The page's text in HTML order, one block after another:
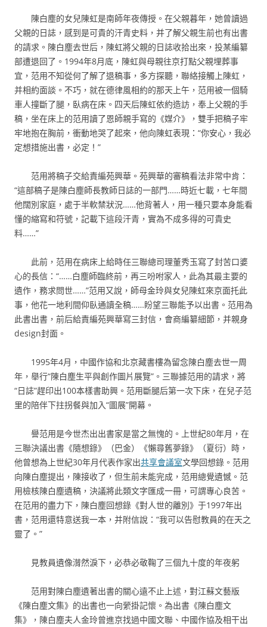
陳白塵的女兒陳虹是南師年夜傳授。在父親暮年，她曾讀過
父親的日誌，感到是可貴的汗青史料，并了解父親生前也有出書
的請求。陳白塵去世后，陳虹將父親的日誌收拾出來，投某編纂
部遭退回了。1994年8月底，陳虹與母親往京打點父親埋葬事
宜，范用不知從何了解了退稿事，多方探聽，聯絡接觸上陳虹，
并相約面談。不巧，就在德律風相約的那天上午，范用被一個騎
車人撞斷了腿，臥病在床。四天后陳虹依約造訪，奉上父親的手
稿，坐在床上的范用讀了恩師親手寫的《媒介》，雙手把稿子牢
牢地抱在胸前，衝動地哭了起來，他向陳虹表現：“你安心，我必
定想措施出書，必定！”
范用將稿子交給責編苑興華。苑興華的審稿看法非常中肯：
“這部稿子是陳白塵師長教師日誌的一部門……時近七載，七年間
他闊別家庭，處于半軟禁狀況……他背著人，用一種只要本身能看
懂的縮寫和符號，記載下這段汗青，實為不成多得的可貴史
料……”
此前，范用在病床上給時任三聯總司理董秀玉寫了封苦口婆
心的長信：“……白塵師臨終前，再三吩咐家人，此為其最主要的
遺作，務求問世……”范用又說，師母金玲與女兒陳虹來京面托此
事，他花一地利間仰臥通讀全稿……盼望三聯能予以出書。范用為
此書出書，前后給責編苑興華寫三封信，會商編纂細節，并親身
design封面。
1995年4月，中國作協和北京藏書樓為留念陳白塵去世一周
年，舉行“陳白塵生平與創作圖片展覽”。三聯據范用的請求，將
“日誌”趕印出100本樣書助興。范用斷腿后第一次下床，在兒子范
里的陪伴下拄拐餐與加入“圖展”開幕。
譽范用是今世杰出出書家是當之無愧的。上世紀80年月，在
三聯決議出書《隨想錄》（巴金）《懶尋舊夢錄》（夏衍）時，
他曾想為上世紀30年月代表作家出共享會議室文學回想錄。范用
向陳白塵提出，陳接收了，但生前未能完成，范用總覺遺憾。范
用檢核陳白塵遺稿，決議將此類文字匯成一冊，可謂專心良苦。
在范用的盡力下，陳白塵回想錄《對人世的離別》于1997年出
書，范用還特意送我一本，并附信說：“我可以告慰教員的在天之
靈了。”
見教員遺像潸然淚下，必恭必敬鞠了三個九十度的年夜躬
范用對陳白塵遺著出書的關心遠不止上述，對江蘇文藝版
《陳白塵文集》的出書也一向縈掛記懷。為出書《陳白塵文
集》，陳白塵夫人金玲曾進京找過中國文聯、中國作協及相干出